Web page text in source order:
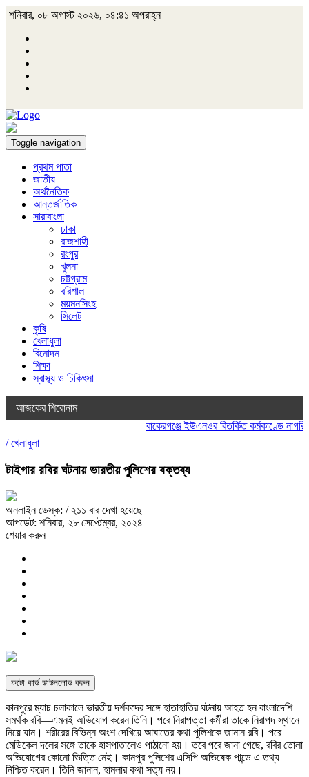
শনিবার, ০৮ অগাস্ট ২০২৬, ০৪:৪১ অপরাহ্ন
Toggle navigation
প্রথম পাতা
জাতীয়
অর্থনৈতিক
আন্তর্জাতিক
সারাবাংলা
ঢাকা
রাজশাহী
রংপুর
খুলনা
চট্টগ্রাম
বরিশাল
ময়মনসিংহ
সিলেট
কৃষি
খেলাধুলা
বিনোদন
শিক্ষা
স্বাস্থ্য ও চিকিৎসা
আজকের শিরোনাম
বাকেরগঞ্জে ইউএনওর বিতর্কিত কর্মকাণ্ডে নাগরিক
/খেলাধুলা
টাইগার রবির ঘটনায় ভারতীয় পুলিশের বক্তব্য
অনলাইন ডেস্ক: / ২১১ বার দেখা হয়েছে
আপডেট: শনিবার, ২৮ সেপ্টেম্বর, ২০২৪
শেয়ার করুন
ফটো কার্ড ডাউনলোড করুন
কানপুরে ম্যাচ চলাকালে ভারতীয় দর্শকদের সঙ্গে হাতাহাতির ঘটনায় আহত হন বাংলাদেশি
সমর্থক রবি—এমনই অভিযোগ করেন তিনি। পরে নিরাপত্তা কর্মীরা তাকে নিরাপদ স্থানে
নিয়ে যান। শরীরের বিভিন্ন অংশ দেখিয়ে আঘাতের কথা পুলিশকে জানান রবি। পরে
মেডিকেল দলের সঙ্গে তাকে হাসপাতালেও পাঠানো হয়। তবে পরে জানা গেছে, রবির তোলা
অভিযোগের কোনো ভিত্তি নেই। কানপুর পুলিশের এসিপি অভিষেক পান্ডে এ তথ্য
নিশ্চিত করেন। তিনি জানান, হামলার কথা সত্য নয়।